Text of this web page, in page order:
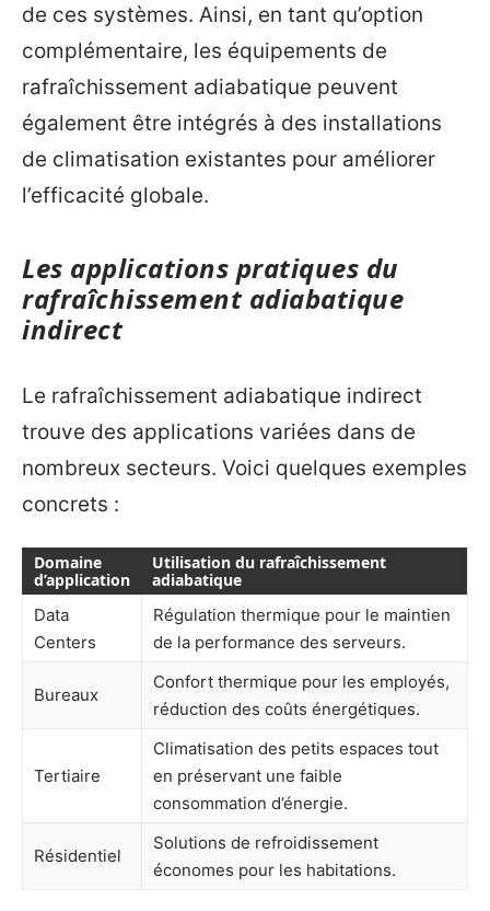
de ces systèmes. Ainsi, en tant qu’option
complémentaire, les équipements de
rafraîchissement adiabatique peuvent
également être intégrés à des installations
de climatisation existantes pour améliorer
l’efficacité globale.
Les applications pratiques du
rafraîchissement adiabatique
indirect
Le rafraîchissement adiabatique indirect
trouve des applications variées dans de
nombreux secteurs. Voici quelques exemples
concrets :
Domaine
d’application
Utilisation du rafraîchissement
adiabatique
Data
Centers
Régulation thermique pour le maintien
de la performance des serveurs.
Bureaux
Confort thermique pour les employés,
réduction des coûts énergétiques.
Tertiaire
Climatisation des petits espaces tout
en préservant une faible
consommation d’énergie.
Résidentiel
Solutions de refroidissement
économes pour les habitations.